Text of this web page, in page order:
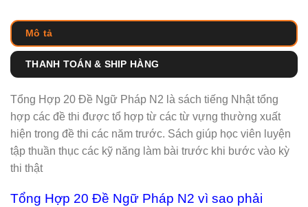
Mô tả
THANH TOÁN & SHIP HÀNG
Tổng Hợp 20 Đề Ngữ Pháp N2 là sách tiếng Nhật tổng
hợp các đề thi được tổ hợp từ các từ vựng thường xuất
hiện trong đề thi các năm trước. Sách giúp học viên luyện
tập thuần thục các kỹ năng làm bài trước khi bước vào kỳ
thi thật
Tổng Hợp 20 Đề Ngữ Pháp N2 vì sao phải